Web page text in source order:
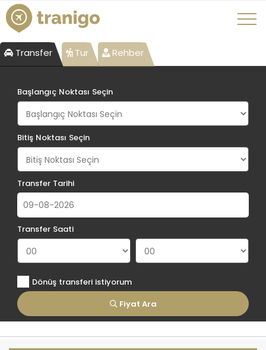
Transfer Tur Rehber
Başlangıç Noktası Seçin
Bitiş Noktası Seçin
Transfer Tarihi
Transfer Saati
Fiyat Ara
Dönüş transferi istiyorum